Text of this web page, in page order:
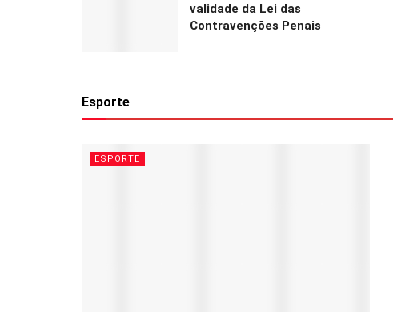
validade da Lei das
Contravenções Penais
Esporte
ESPORTE